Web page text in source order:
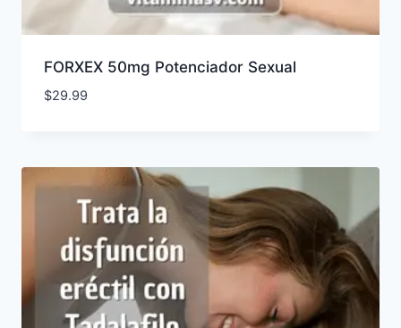
FORXEX 50mg Potenciador Sexual
$29.99